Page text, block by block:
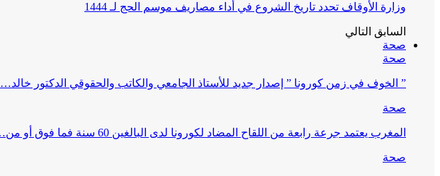
وزارة الأوقاف تحدد تاريخ الشروع في أداء مصاريف موسم الحج لـ 1444
السابق التالي
صحة
صحة
” الخوف في زمن كورونا ” إصدار جديد للأستاذ الجامعي والكاتب والحقوقي الدكتور خالد…
صحة
المغرب يعتمد جرعة رابعة من اللقاح المضاد لكورونا لدى البالغين 60 سنة فما فوق أو من…
صحة